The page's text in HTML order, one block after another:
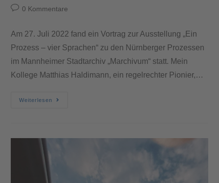
0 Kommentare
Am 27. Juli 2022 fand ein Vortrag zur Ausstellung „Ein
Prozess – vier Sprachen“ zu den Nürnberger Prozessen
im Mannheimer Stadtarchiv „Marchivum“ statt. Mein
Kollege Matthias Haldimann, ein regelrechter Pionier,…
Weiterlesen